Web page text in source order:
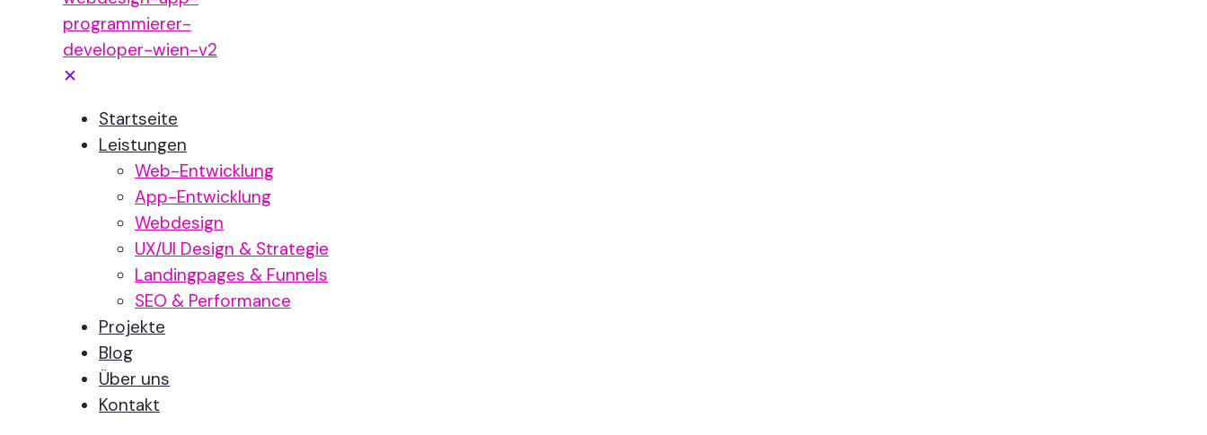
✕
Startseite
Leistungen
Web-Entwicklung
App-Entwicklung
Webdesign
UX/UI Design & Strategie
Landingpages & Funnels
SEO & Performance
Projekte
Blog
Über uns
Kontakt